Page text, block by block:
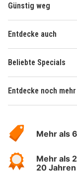
Günstig weg
Entdecke auch
Beliebte Specials
Entdecke noch
Hotelspecials
Mehr als
Mehr als
20 Jahren